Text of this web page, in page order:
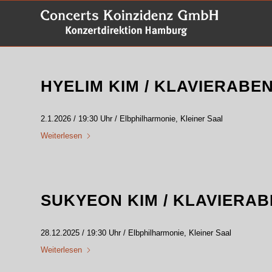
HYELIM KIM /
2.1.2026 / 19:30 Uhr / Elbphilharmonie, Kleiner Saal
Weiterlesen
SUKYEON KIM /
28.12.2025 / 19:30 Uhr / Elbphilharmonie, Kleiner Saal
Weiterlesen